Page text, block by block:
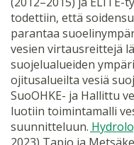
todettiin, että
parantaa
vesien virtausreittejä
suojelualueiden
ojitusalueilta vesiä
SuoOHKE- ja Hallittu
luotiin toimintamalli
suunnitteluun.